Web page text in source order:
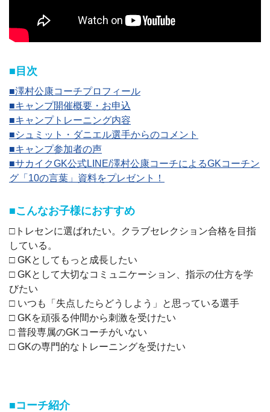
■目次
■澤村公康コーチプロフィール
■キャンプ開催概要・お申込
■キャンプトレーニング内容
■シュミット・ダニエル選手からのコメント
■キャンプ参加者の声
■サカイクGK公式LINE/澤村公康コーチによるGKコーチン
グ「10の言葉」資料をプレゼント！
■こんなお子様におすすめ
□トレセンに選ばれたい。クラブセレクション合格を目指
している。
□ GKとしてもっと成長したい
□ GKとして大切なコミュニケーション、指示の仕方を学
びたい
□ いつも「失点したらどうしよう」と思っている選手
□ GKを頑張る仲間から刺激を受けたい
□ 普段専属のGKコーチがいない
□ GKの専門的なトレーニングを受けたい
■コーチ紹介